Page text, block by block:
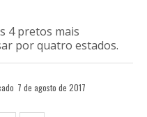
4 pretos mais
por quatro estados.
7 de agosto de 2017